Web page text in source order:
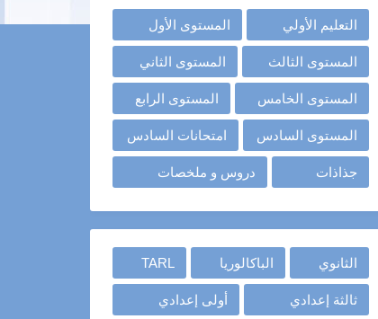
التعليم الأولي المستوى الأول
المستوى الثالث المستوى الثاني
المستوى الخامس المستوى الرابع
المستوى السادس امتحانات السادس
جذاذات دروس و ملخصات
الثانوي الباكالوريا TARL
ثالثة إعدادي أولى إعدادي